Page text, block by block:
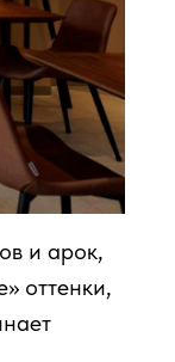
и арок,
оттенки,